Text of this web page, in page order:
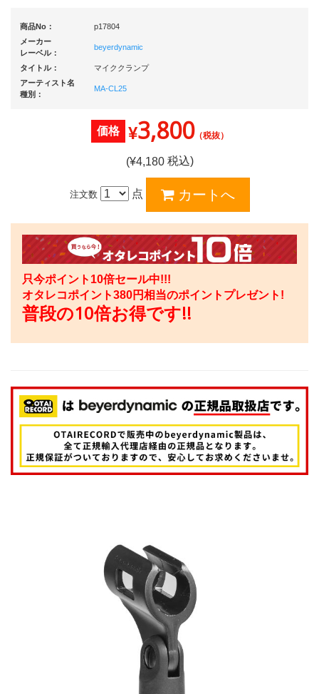
商品No：
p17804
メーカー
レーベル：
beyerdynamic
タイトル：
マイククランプ
アーティスト名
種別：
MA-CL25
価格 ¥3,800（税抜）
(¥4,180税込)
注文数 点
只今ポイント10倍セール中!!!
オタレコポイント380円相当のポイントプレゼント!
普段の10倍お得です!!